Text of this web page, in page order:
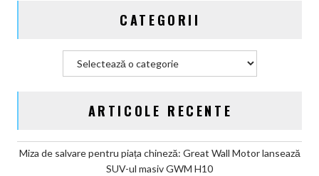
pentru
CATEGORII
ARTICOLE RECENTE
Miza de salvare pentru piața chineză: Great Wall Motor lansează
SUV-ul masiv GWM H10